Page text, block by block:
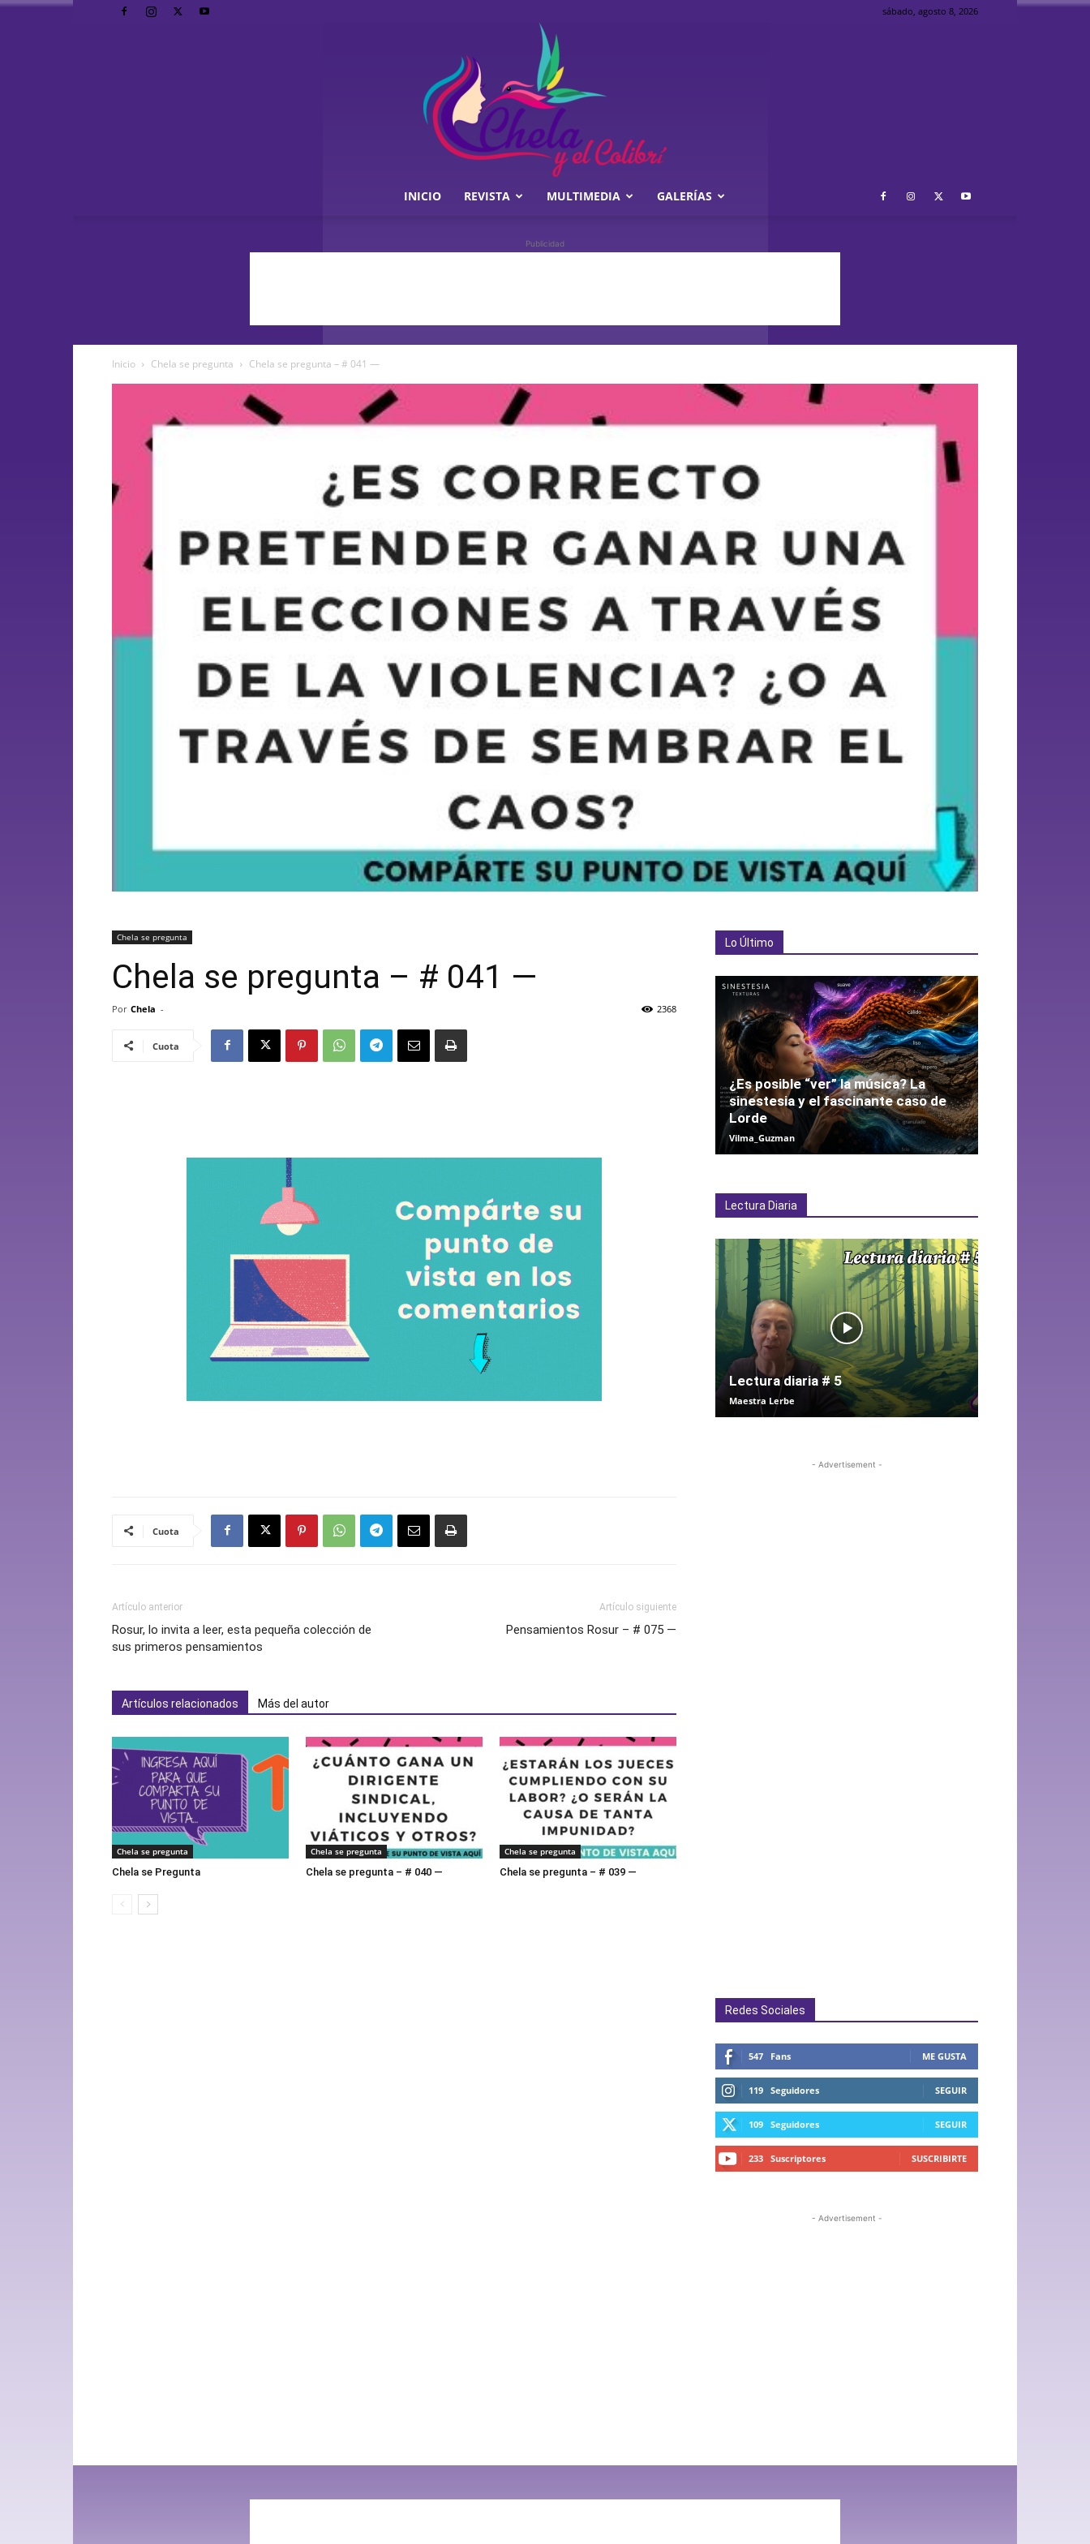
sábado, agosto 8, 2026
Colibrí
INICIO REVISTA MULTIMEDIA GALERÍAS
Publicidad
Inicio Chela se pregunta Chela se pregunta – # 041 —
Chela se pregunta
Chela se pregunta – # 041 —
Por Chela - 2368
Cuota
Cuota
Artículo anterior
Rosur, lo invita a leer, esta pequeña colección de
sus primeros pensamientos
Artículo siguiente
Pensamientos Rosur – # 075 —
Artículos relacionados Más del autor
Chela se pregunta
Chela se Pregunta
Chela se pregunta
Chela se pregunta – # 040 —
Chela se pregunta
Chela se pregunta – # 039 —
Lo Último
¿Es posible “ver” la música? La
sinestesia y el fascinante caso de
Lorde
Vilma_Guzman
Lectura Diaria
Lectura diaria # 5
Maestra Lerbe
- Advertisement -
Redes Sociales
547 Fans ME GUSTA
119 Seguidores SEGUIR
109 Seguidores SEGUIR
233 Suscriptores SUSCRIBIRTE
- Advertisement -